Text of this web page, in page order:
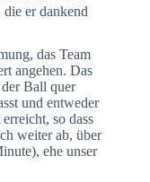
er dankend
das Team
angehen. Das
Ball quer
und entweder
so dass
weiter ab, über
ehe unser